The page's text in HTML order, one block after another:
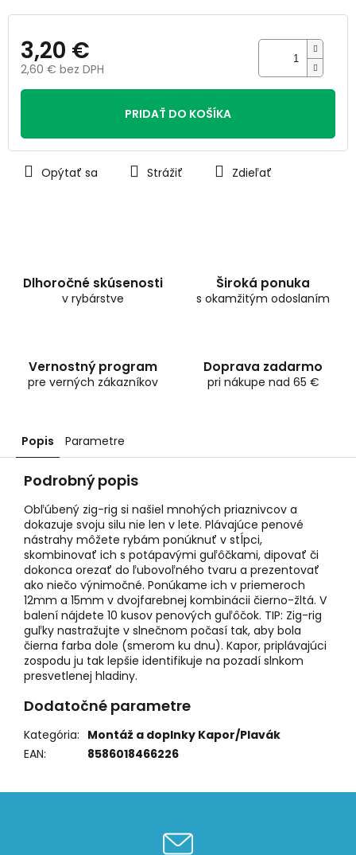
3,20 €
2,60 € bez DPH
Jednotková
PRIDAŤ DO KOŠÍKA
Opýtať sa Strážiť Zdieľať
Dlhoročné skúsenosti
v rybárstve
Široká ponuka
s okamžitým odoslaním
Vernostný program
pre verných zákazníkov
Doprava zadarmo
pri nákupe nad 65 €
Popis Parametre
Podrobný popis
Obľúbený zig-rig si našiel mnohých priaznivcov a
dokazuje svoju silu nie len v lete. Plávajúce penové
nástrahy môžete rybám ponúknuť v stĺpci,
skombinovať ich s potápavými guľôčkami, dipovať či
dokonca orezať do ľubovoľného tvaru a prezentovať
ako niečo výnimočné. Ponúkame ich v priemeroch
12mm a 15mm v dvojfarebnej kombinácii čierno-žltá. V
balení nájdete 10 kusov penových guľôčok. TIP: Zig-rig
guľky nastražujte v slnečnom počasí tak, aby bola
čierna farba dole (smerom ku dnu). Kapor, priplávajúci
zospodu ju tak lepšie identifikuje na pozadí slnkom
presvetlenej hladiny.
Dodatočné parametre
Kategória: Montáž a doplnky Kapor/Plavák
EAN: 8586018466226